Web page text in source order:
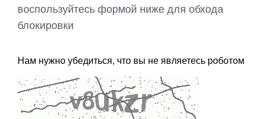
воспользуйтесь формой ниже для обхода
блокировки
Нам нужно убедиться, что вы не являетесь роботом